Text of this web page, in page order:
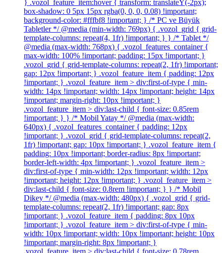
} .vozol_feature_item:hover { transform: translateY(-2px);
box-shadow: 0 5px 15px rgba(0, 0, 0, 0.08) !important;
background-color: #fffbf8 !important; } /* PC ve Büyük
Tabletler */ @media (min-width: 769px) { .vozol_grid { grid-
template-columns: repeat(4, 1fr) !important; } } /* Tablet */
@media (max-width: 768px) { .vozol_features_container {
max-width: 100% !important; padding: 15px !important; }
.vozol_grid { grid-template-columns: repeat(2, 1fr) !important;
gap: 12px !important; } .vozol_feature_item { padding: 12px
!important; } .vozol_feature_item > div:first-of-type { min-
width: 14px !important; width: 14px !important; height: 14px
!important; margin-right: 10px !important; }
.vozol_feature_item > div:last-child { font-size: 0.85rem
!important; } } /* Mobil Yatay */ @media (max-width:
640px) { .vozol_features_container { padding: 12px
!important; } .vozol_grid { grid-template-columns: repeat(2,
1fr) !important; gap: 10px !important; } .vozol_feature_item {
padding: 10px !important; border-radius: 8px !important;
border-left-width: 4px !important; } .vozol_feature_item >
div:first-of-type { min-width: 12px !important; width: 12px
!important; height: 12px !important; } .vozol_feature_item >
div:last-child { font-size: 0.8rem !important; } } /* Mobil
Dikey */ @media (max-width: 480px) { .vozol_grid { grid-
template-columns: repeat(2, 1fr) !important; gap: 8px
!important; } .vozol_feature_item { padding: 8px 10px
!important; } .vozol_feature_item > div:first-of-type { min-
width: 10px !important; width: 10px !important; height: 10px
!important; margin-right: 8px !important; }
.vozol_feature_item > div:last-child { font-size: 0.78rem